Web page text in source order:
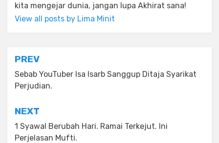
kita mengejar dunia, jangan lupa Akhirat sana!
View all posts by Lima Minit
Post
navigation
PREV
Sebab YouTuber Isa Isarb Sanggup Ditaja Syarikat
Perjudian.
NEXT
1 Syawal Berubah Hari. Ramai Terkejut. Ini
Perjelasan Mufti.